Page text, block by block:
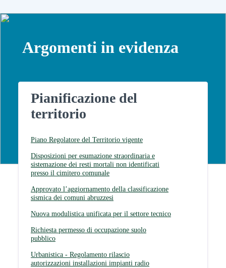
Argomenti in evidenza
Pianificazione del
territorio
Piano Regolatore del Territorio vigente
Disposizioni per esumazione straordinaria e
sistemazione dei resti mortali non identificati
presso il cimitero comunale
Approvato l’aggiornamento della classificazione
sismica dei comuni abruzzesi
Nuova modulistica unificata per il settore tecnico
Richiesta permesso di occupazione suolo
pubblico
Urbanistica - Regolamento rilascio
autorizzazioni installazioni impianti radio